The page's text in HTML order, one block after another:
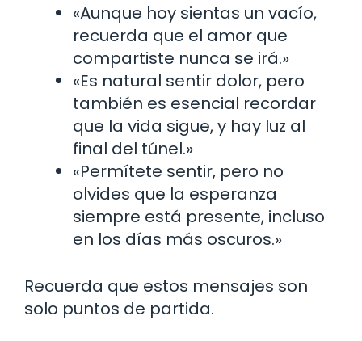
«Aunque hoy sientas un vacío,
recuerda que el amor que
compartiste nunca se irá.»
«Es natural sentir dolor, pero
también es esencial recordar
que la vida sigue, y hay luz al
final del túnel.»
«Permítete sentir, pero no
olvides que la esperanza
siempre está presente, incluso
en los días más oscuros.»
Recuerda que estos mensajes son
solo puntos de partida.